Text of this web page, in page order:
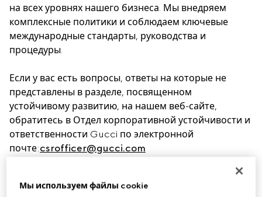
на всех уровнях нашего бизнеса. Мы внедряем
комплексные политики и соблюдаем ключевые
международные стандарты, руководства и
процедуры.
Если у вас есть вопросы, ответы на которые не
представлены в разделе, посвященном
устойчивому развитию, на нашем веб-сайте,
обратитесь в Отдел корпоративной устойчивости и
ответственности Gucci по электронной
почте:csrofficer@gucci.com
BUSINESS ETHICS
Мы используем файлы cookie